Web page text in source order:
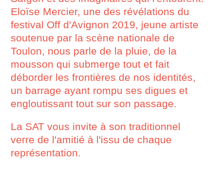
Eloïse Mercier, une des révélations du
festival Off d'Avignon 2019, jeune artiste
soutenue par la scène nationale de
Toulon, nous parle de la pluie, de la
mousson qui submerge tout et fait
déborder les frontières de nos identités,
un barrage ayant rompu ses digues et
engloutissant tout sur son passage.
La SAT vous invite à son traditionnel
verre de l'amitié à l'issu de chaque
représentation.